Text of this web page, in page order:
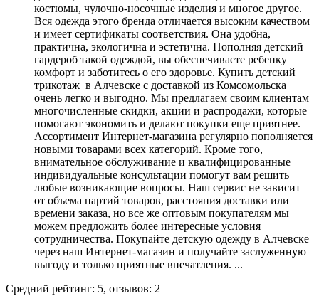
костюмы, чулочно-носочные изделия и многое другое.
Вся одежда этого бренда отличается высоким качеством
и имеет сертификаты соответствия. Она удобна,
практична, экологична и эстетична. Пополняя детский
гардероб такой одеждой, вы обеспечиваете ребенку
комфорт и заботитесь о его здоровье. Купить детский
трикотаж в Алчевске с доставкой из Комсомольска
очень легко и выгодно. Мы предлагаем своим клиентам
многочисленные скидки, акции и распродажи, которые
помогают экономить и делают покупки еще приятнее.
Ассортимент Интернет-магазина регулярно пополняется
новыми товарами всех категорий. Кроме того,
внимательное обслуживание и квалифицированные
индивидуальные консультации помогут вам решить
любые возникающие вопросы. Наш сервис не зависит
от объема партий товаров, расстояния доставки или
времени заказа, но все же оптовым покупателям мы
можем предложить более интересные условия
сотрудничества. Покупайте детскую одежду в Алчевске
через наш Интернет-магазин и получайте заслуженную
выгоду и только приятные впечатления. ...
Средний рейтинг: 5, отзывов: 2